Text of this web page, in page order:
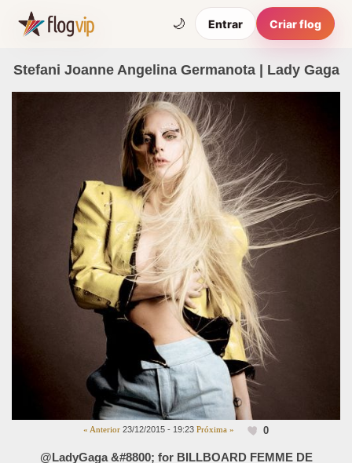
🌙 Entrar Criar flog
Stefani Joanne Angelina Germanota | Lady Gaga
« Anterior 23/12/2015 - 19:23 Próxima » 0
@LadyGaga &#8800; for BILLBOARD FEMME DE